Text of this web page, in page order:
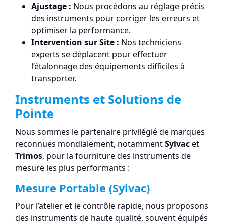
Ajustage : Nous procédons au réglage précis
des instruments pour corriger les erreurs et
optimiser la performance.
Intervention sur Site : Nos techniciens
experts se déplacent pour effectuer
l’étalonnage des équipements difficiles à
transporter.
Instruments et Solutions de
Pointe
Nous sommes le partenaire privilégié de marques
reconnues mondialement, notammentSylvacet
Trimos, pour la fourniture des instruments de
mesure les plus performants :
Mesure Portable (Sylvac)
Pour l’atelier et le contrôle rapide, nous proposons
des instruments de haute qualité, souvent équipés